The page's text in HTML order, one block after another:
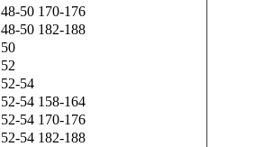
48-50 170-176
48-50 182-188
50
52
52-54
52-54 158-164
52-54 170-176
52-54 182-188